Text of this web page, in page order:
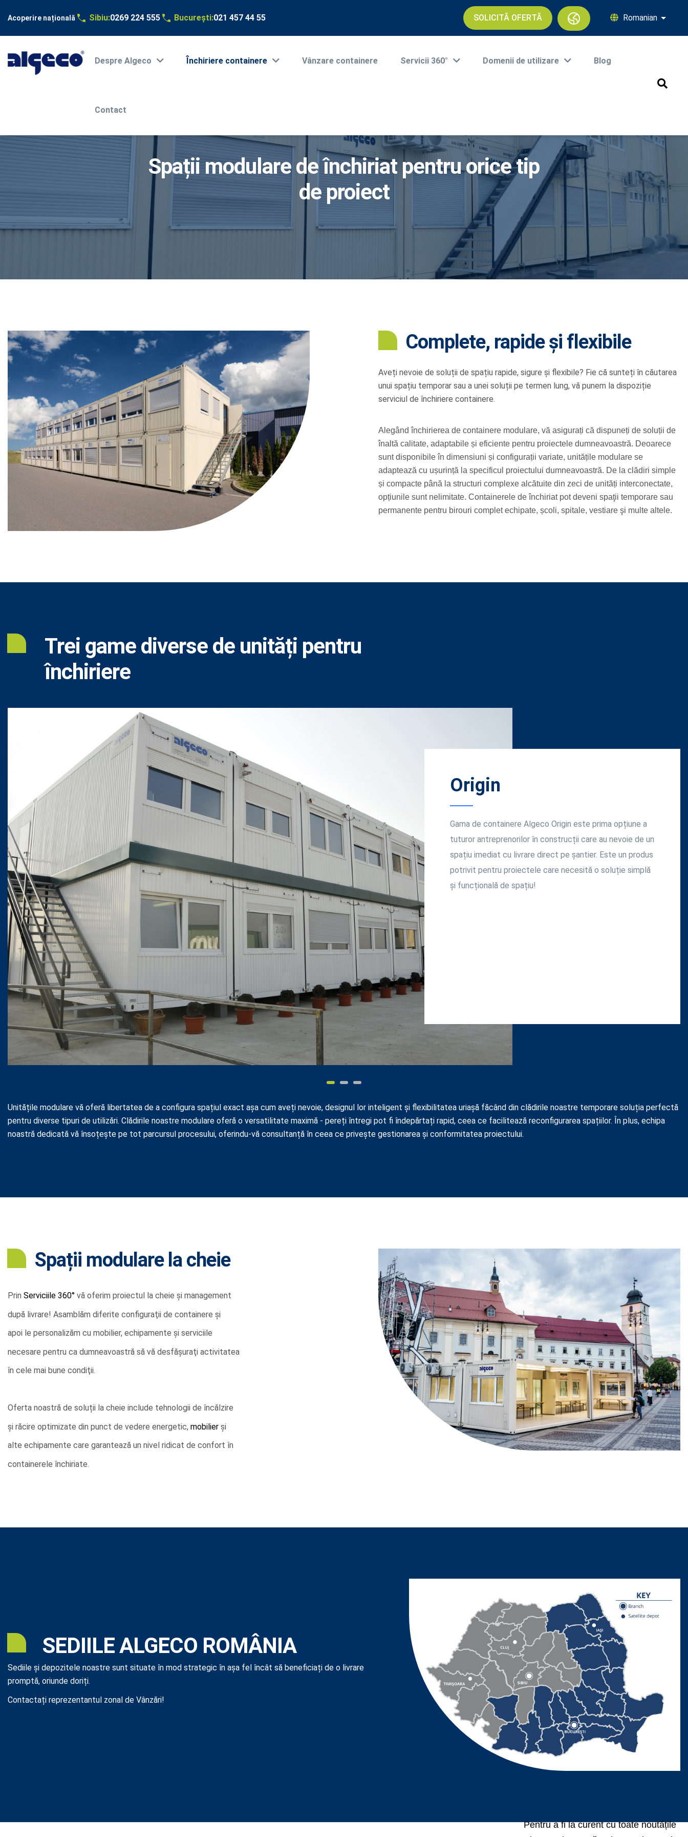
Sari
Acoperire națională Sibiu:0269 224 555 București:021 457 44 55 Romanian Afișați
SOLICITĂ OFERTĂ
navigation
Despre Algeco Ȋnchiriere containere Vânzare containere Servicii 360° Domenii de utilizare Blog
Contact
Spații modulare de închiriat pentru orice tip
de proiect
Complete, rapide și flexibile
Aveți nevoie de soluții de spațiu rapide, sigure și flexibile? Fie că sunteți în căutarea
unui spațiu temporar sau a unei soluții pe termen lung, vă punem la dispoziție
serviciul de închiriere containere.
Alegând închirierea de containere modulare, vă asigurați că dispuneți de soluții de
înaltă calitate, adaptabile și eficiente pentru proiectele dumneavoastră. Deoarece
sunt disponibile în dimensiuni și configurații variate, unitățile modulare se
adaptează cu ușurință la specificul proiectului dumneavoastră. De la clădiri simple
și compacte până la structuri complexe alcătuite din zeci de unități interconectate,
opțiunile sunt nelimitate. Containerele de închiriat pot deveni spaţii temporare sau
permanente pentru birouri complet echipate, școli, spitale, vestiare şi multe altele.
Trei game diverse de unități pentru
închiriere
Advance
Disponibilitatea rapidă și flexibilitatea spațiului reprezintă
o prioritate pentru dumneavoastră? Aveți nevoie de o
clădire temporară, complet funcțională, la un preț
avantajos? Gama Advance poate fi configurată și
personalizată pentru orice nevoie!
Unitățile modulare vă oferă libertatea de a configura spațiul exact așa cum aveți nevoie, designul lor inteligent și flexibilitatea uriașă făcând din clădirile noastre temporare soluția perfectă
pentru diverse tipuri de utilizări. Clădirile noastre modulare oferă o versatilitate maximă - pereți întregi pot fi îndepărtați rapid, ceea ce facilitează reconfigurarea spațiilor. În plus, echipa
noastră dedicată vă însoțește pe tot parcursul procesului, oferindu-vă consultanță în ceea ce privește gestionarea și conformitatea proiectului.
Spații modulare la cheie
Prin Serviciile 360° vă oferim proiectul la cheie şi management
după livrare! Asamblăm diferite configuraţii de containere şi
apoi le personalizăm cu mobilier, echipamente şi serviciile
necesare pentru ca dumneavoastră să vă desfăşuraţi activitatea
în cele mai bune condiţii.
Oferta noastră de soluții la cheie include tehnologii de încălzire
și răcire optimizate din punct de vedere energetic, mobilier și
alte echipamente care garantează un nivel ridicat de confort în
containerele închiriate.
SEDIILE ALGECO ROMÂNIA
Sediile și depozitele noastre sunt situate în mod strategic în aşa fel încât să beneficiați de o livrare
promptă, oriunde doriți.
Contactați reprezentantul zonal de Vânzări!
Pentru a fi la curent cu toate noutățile